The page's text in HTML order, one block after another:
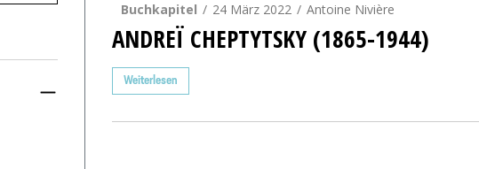
Buchkapitel 24 März 2022 Antoine Nivière
ANDREÏ CHEPTYTSKY (1865-1944)
Weiterlesen